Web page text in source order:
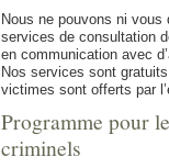
Nous ne pouvons ni vous
services de consultation
en communication avec
Nos services sont
victimes sont offerts par
Programme pour
criminels